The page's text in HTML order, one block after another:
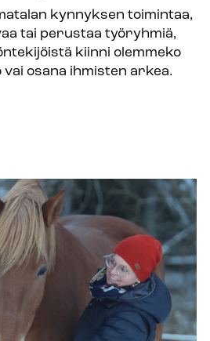
kynnyksen toimintaa,
tai perustaa työryhmiä,
kiinni olemmeko
osana ihmisten arkea.